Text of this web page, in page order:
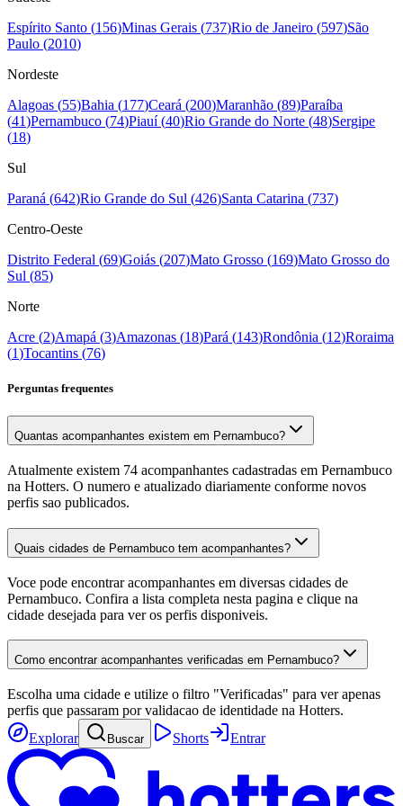
Espírito Santo (156)Minas Gerais (737)Rio de Janeiro (597)São
Paulo (2010)
Nordeste
Alagoas (55)Bahia (177)Ceará (200)Maranhão (89)Paraíba
(41)Pernambuco (74)Piauí(40)Rio Grande do Norte (48)Sergipe
(18)
Sul
Paraná (642)Rio Grande do Sul (426)Santa Catarina (737)
Centro-Oeste
Distrito Federal (69)Goiás (207)Mato Grosso (169)Mato Grosso do
Sul (85)
Norte
Acre (2)Amapá (3)Amazonas (18)Pará (143)Rondônia (12)Roraima
(1)Tocantins (76)
Perguntas frequentes
Quantas acompanhantes existem em Pernambuco?
Atualmente existem 74 acompanhantes cadastradas em Pernambuco
na Hotters. O numero e atualizado diariamente conforme novos
perfis sao publicados.
Quais cidades de Pernambuco tem acompanhantes?
Voce pode encontrar acompanhantes em diversas cidades de
Pernambuco. Confira a lista completa nesta pagina e clique na
cidade desejada para ver os perfis disponiveis.
Como encontrar acompanhantes verificadas em Pernambuco?
Escolha uma cidade e utilize o filtro "Verificadas" para ver apenas
perfis que passaram por validacao de identidade na Hotters.
Explorar
Buscar Shorts Entrar